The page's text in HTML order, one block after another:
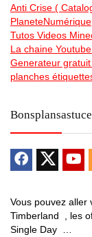
Anti Crise (
PlaneteNumérique
Tutos Videos
La chaine
Generateur
planches
Vous pouvez aller
Timberland , les
Single Day …